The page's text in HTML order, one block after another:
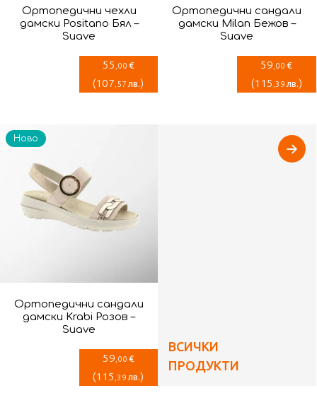
Ортопедични чехли
дамски Positano Бял –
Suave
55 ,00 €
(107 ,57 лв.)
Ортопедични сандали
дамски Milan Бежов –
Suave
59 ,00 €
(115 ,39 лв.)
Ортопедични сандали
дамски Krabi Розов –
Suave
59 ,00 €
(115 ,39 лв.)
Ново
ВСИЧКИ
ПРОДУКТИ